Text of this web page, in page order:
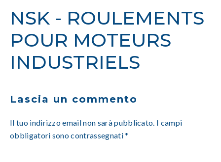
NSK - ROULEMENTS
POUR MOTEURS
INDUSTRIELS
Lascia un commento
Il tuo indirizzo email non sarà pubblicato. I campi
obbligatori sono contrassegnati*